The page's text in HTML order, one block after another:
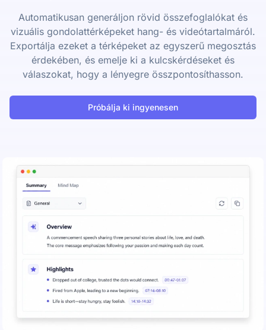
Automatikusan generáljon rövid összefoglalókat és
vizuális gondolattérképeket hang- és videótartalmáról.
Exportálja ezeket a térképeket az egyszerű megosztás
érdekében, és emelje ki a kulcskérdéseket és
válaszokat, hogy a lényegre összpontosíthasson.
Próbálja ki ingyenesen